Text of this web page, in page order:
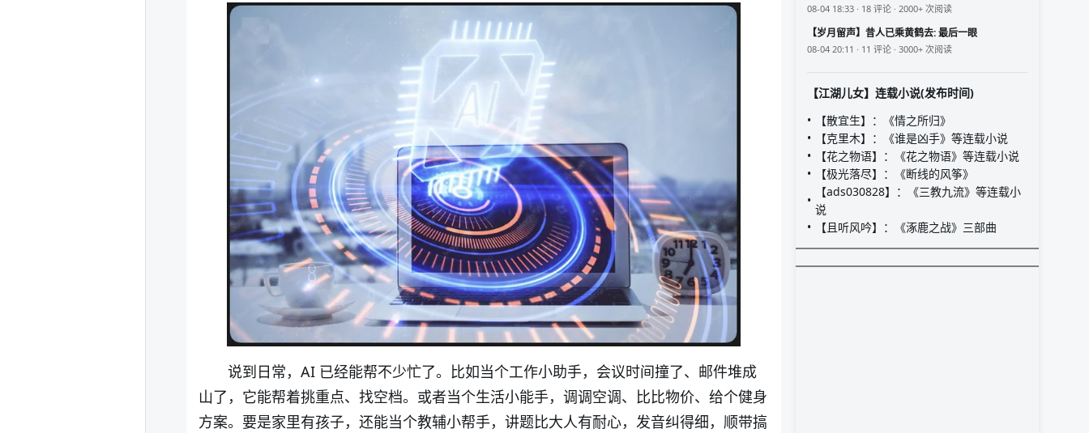
说到日常， AI 已经能帮不少忙了。比如当个工作小助手，会议时间撞了、邮件堆成
山了，它能帮着挑重点、找空档。或者当个生活小能手，调调空调、比比物价、给个健身
方案。要是家里有孩子，还能当个教辅小帮手，讲题比大人有耐心，发音纠得细，顺带搞
08-04 18:33 · 18 评论 · 2000+ 次阅读
【岁月留声】昔人已乘黄鹤去: 最后一眼
08-04 20:11 · 11 评论 · 3000+ 次阅读
【江湖儿女】连载小说(发布时间)
【散宜生】：《情之所归》
【克里木】：《谁是凶手》等连载小说
【花之物语】：《花之物语》等连载小说
【极光落尽】：《断线的风筝》
【ads030828】：《三教九流》等连载小
说
【且听风吟】：《涿鹿之战》三部曲